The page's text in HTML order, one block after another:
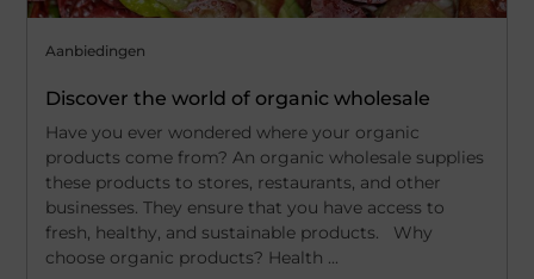
Aanbiedingen
Discover the world of organic wholesale
Have you ever wondered where your organic
products come from? An organic wholesale supplies
these products to stores, restaurants, and other
businesses. They ensure that you have access to
fresh, healthy, and sustainable products. Why
choose organic products? Health ...